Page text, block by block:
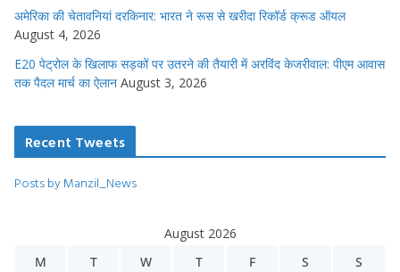
अमेरिका की चेतावनियां दरकिनार: भारत ने रूस से खरीदा रिकॉर्ड क्रूड ऑयल
August 4, 2026
E20 पेट्रोल के खिलाफ सड़कों पर उतरने की तैयारी में अरविंद केजरीवाल: पीएम आवास
तक पैदल मार्च का ऐलान August 3, 2026
Recent Tweets
Posts by Manzil_News
August 2026
M
T W T F S S